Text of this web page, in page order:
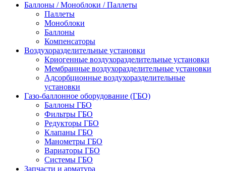
Баллоны / Моноблоки / Паллеты
Паллеты
Моноблоки
Баллоны
Компенсаторы
Воздухоразделительные установки
Криогенные воздухоразделительные установки
Мембранные воздухоразделительные установки
Адсорбционные воздухоразделительные
установки
Газо-баллонное оборудование (ГБО)
Баллоны ГБО
Фильтры ГБО
Редукторы ГБО
Клапаны ГБО
Манометры ГБО
Вариаторы ГБО
Системы ГБО
Запчасти и арматура